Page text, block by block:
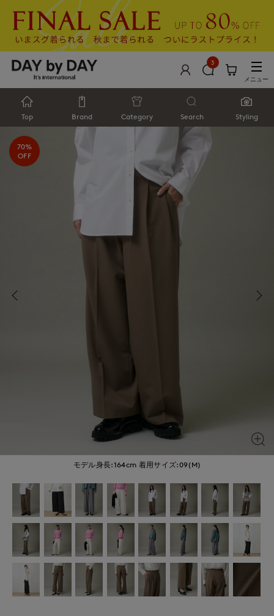
3
メニュー
Top Brand Category Search Styling
モデル身長:164cm 着用サイズ:09(M)
70%
OFF